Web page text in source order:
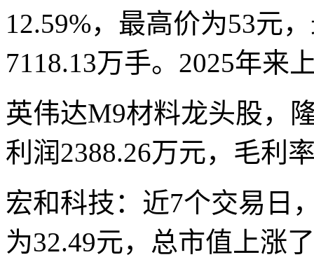
12.59%，最高价为53元
7118.13万手。2025年来
英伟达M9材料龙头股，
利润2388.26万元，毛利
宏和科技：近7个交易日
为32.49元，总市值上涨